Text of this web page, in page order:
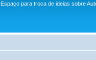
Espaço para troca de ideias sobre